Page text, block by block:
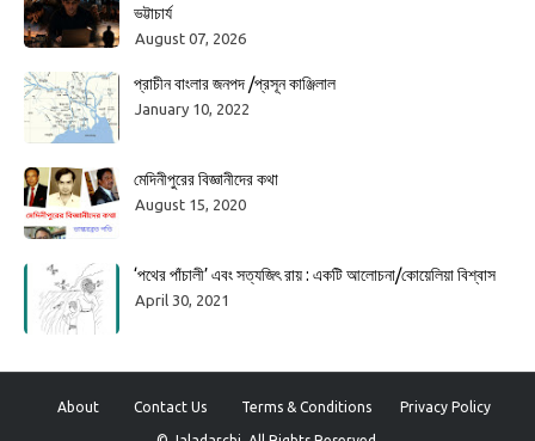
ভট্টাচার্য
August 07, 2026
প্রাচীন বাংলার জনপদ /প্রসূন কাঞ্জিলাল
January 10, 2022
মেদিনীপুরের বিজ্ঞানীদের কথা
August 15, 2020
‘পথের পাঁচালী’ এবং সত্যজিৎ রায় : একটি আলোচনা/কোয়েলিয়া বিশ্বাস
April 30, 2021
About Contact Us Terms & Conditions Privacy Policy